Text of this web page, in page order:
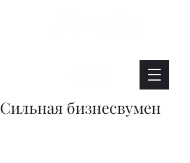
Сильная бизнесвумен